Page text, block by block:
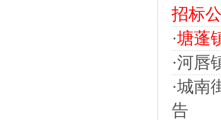
招标
·塘蓬
·河唇
·城南
告